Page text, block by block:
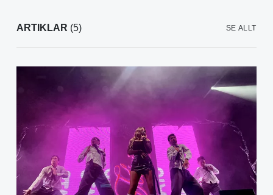
ARTIKLAR (5) SE ALLT